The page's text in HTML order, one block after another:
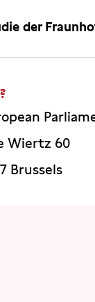
der
Wiertz 60
Brussels